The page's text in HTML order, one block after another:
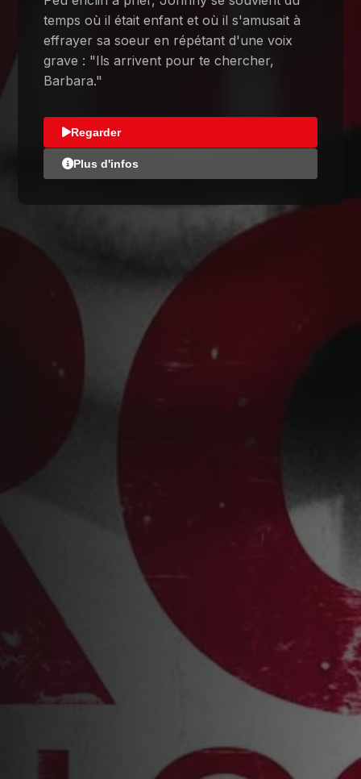
temps où il était enfant et où il s'amusait à
effrayer sa soeur en répétant d'une voix
grave : "Ils arrivent pour te chercher,
Barbara."
Regarder
Plus d'infos